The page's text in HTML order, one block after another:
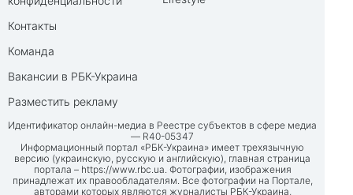
Контакты
Команда
Вакансии в РБК-Украина
Разместить рекламу
Идентификатор онлайн-медиа в Реестре субъектов в сфере медиа
— R40-05347
Информационный портал «РБК-Украина» имеет трехязычную
версию (украинскую, русскую и английскую), главная страница
портала – https://www.rbc.ua. Фотографии, изображения
принадлежат их правообладателям. Все фотографии на Портале,
авторами которых являются журналисты РБК-Украина,